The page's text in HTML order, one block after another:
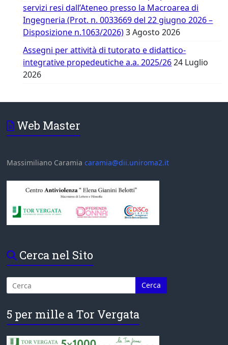
servizi resi dall’Ateneo presso la Macroarea di
Ingegneria (Prot. n. 0033669 del 22 giugno 2026 –
Disposizione n.1063/2026) 3 Agosto 2026
Assegni per attività di tutorato e didattico-
integrative propedeutiche a.a. 2025/26 24 Luglio
2026
Web Master
Massimiliano Caramiacaramia@dii.uniroma2.it
Cerca nel Sito
5 per mille a Tor Vergata